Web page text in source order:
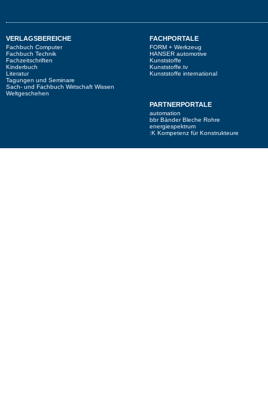
VERLAGSBEREICHE
Fachbuch Computer
Fachbuch Technik
Fachzeitschriften
Kinderbuch
Literatur
Tagungen und Seminare
Sach- und Fachbuch Wirtschaft Wissen
Weltgeschehen
FACHPORTALE
FORM + Werkzeug
HANSER automotive
Kunststoffe
Kunststoffe.tv
Kunststoffe international
PARTNERPORTALE
automation
bbr Bänder Bleche Rohre
energiespektrum
:K Kompetenz für Konstrukteure